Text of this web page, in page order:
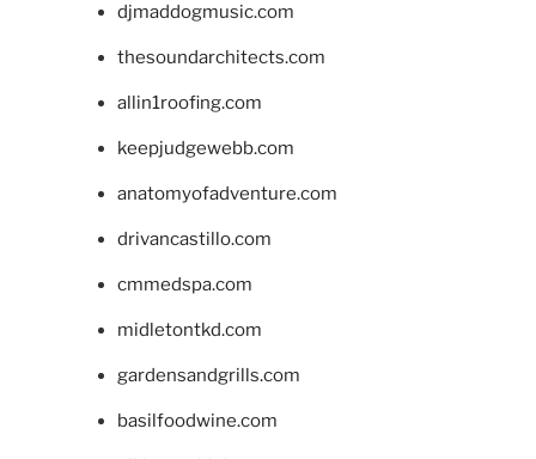
djmaddogmusic.com
thesoundarchitects.com
allin1roofing.com
keepjudgewebb.com
anatomyofadventure.com
drivancastillo.com
cmmedspa.com
midletontkd.com
gardensandgrills.com
basilfoodwine.com